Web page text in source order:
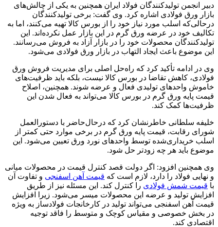
دبیر انجمن تولیدکنندگان فولاد ایران همچنین به یکی از چالش‌های
بازار ورق فولادی اشاره کرد. وی گفت: برخی تولیدکنندگان
درحالی‌که اسلب مورد نیاز خود را از بورس کالا تهیه می‌کنند، اما به
تکالیف خود در عرضه ورق گرم در این بازار عمل نکرده‌اند. این
تولیدکنندگان محصولات خود را در بازار آزاد به فروش می‌رسانند.
این موضوع باعث ایجاد التهاب در بازار ورق فولادی می‌شود.
وی در ادامه تأکید کرد که راه‌حل اصلی برای مدیریت فروش ورق
فولادی، کاهش تقاضا در بورس کالا نیست، بلکه باید ظرفیت‌های
خاموش واحدهای تولیدی فعال و عرضه شوند. همچنین، اصلاح
قیمت پایه ورق گرم در بورس کالا می‌تواند به فعال شدن این
ظرفیت‌ها کمک کند.
خلیفه سلطانی خاطرنشان کرد که درحال‌حاضر با دستورالعمل
شورای رقابت، قیمت پایه ورق گرم در برخی موارد حتی کمتر از
اسلب خریداری‌شده توسط واحدهای نورد ورق تعیین می‌شود. این
موضوع باید هر چه زودتر حل شود.
وی همچنین افزود: اگر دولت قصد کنترل قیمت در محصولات میانی
و نهایی فولاد را دارد، لازم است که قیمت آهن اسفنجی و تفاوت آن
با قیمت شمش فولادی را کنترل کند. این مسئله نیز از طریق
افزایش تولید و عرضه این محصولات میسر می‌شود. زیرا افزایش
قیمت آهن اسفنجی می‌تواند تولید در کارخانجات فولادساز به ویژه
در بخش خصوصی و مقیاس کوچک و متوسط را فاقد توجیه
اقتصادی کند.